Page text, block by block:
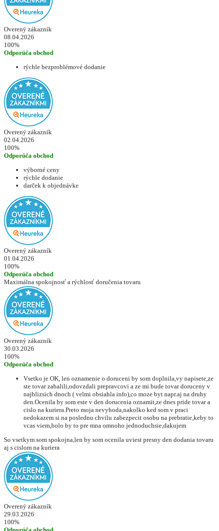
Overený zákazník
08.04.2026
100%
Odporúča obchod
rýchle bezproblémové dodanie
Overený zákazník
02.04.2026
100%
Odporúča obchod
výborné ceny
rýchle dodanie
darček k objednávke
Overený zákazník
01.04.2026
100%
Odporúča obchod
Maximálna spokojnosť a rýchlosť doručenia tovaru
Overený zákazník
30.03.2026
100%
Odporúča obchod
Vsetko je OK, len oznamenie o doruceni by som doplnila,vy napisete,ze
ste tovar zabalili,odovzdali prepravcovi a ze mi bude tovar doruceny v
najblizsich dnoch ( velmi obsiahla info),co moze byt napr.aj na druhy
den.Ocenila by som este v den dorucenia oznamit,ze dnes pride tovar a
cislo na kuriera.Preto moja nevyhoda,nakolko ked som v praci
nedokazem si na poslednu chvilu zabezpecit osobu na prebratie,keby to
vcas viem,bolo by to pre mna omnoho jednoduchsie,dakujem
So vsetkym som spokojna,len by som ocenila uviest presny den dodania tovaru
aj s cislom na kuriera
Overený zákazník
29.03.2026
100%